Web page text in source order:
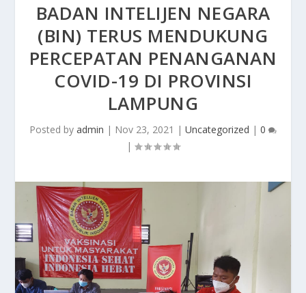
BADAN INTELIJEN NEGARA
(BIN) TERUS MENDUKUNG
PERCEPATAN PENANGANAN
COVID-19 DI PROVINSI
LAMPUNG
Posted by admin | Nov 23, 2021 | Uncategorized | 0
|